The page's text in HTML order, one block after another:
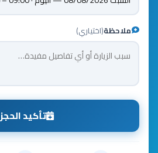
ملاحظة(اختياري)
تأكيد الحجز